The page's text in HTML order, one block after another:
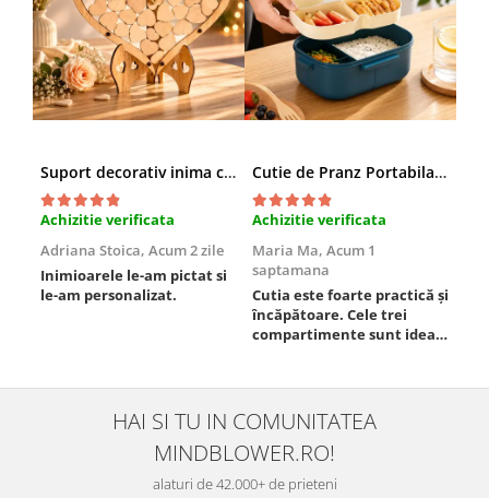
Suport decorativ inima cu mesaje, Cadou cu suflet
Achizitie verificata
Adriana Stoica, Acum 2 zile
Inimioarele le-am pictat si
le-am personalizat.
Cutie de Pranz Portabila cu Compartimente
Achizitie verificata
Maria Ma, Acum 1
saptamana
Cutia este foarte practică și
încăpătoare. Cele trei
compartimente sunt ideale
este sigură, fără scurgeri. O
folosesc aproape zilnic la
serviciu și sunt foarte
mulțumită.
HAI SI TU IN COMUNITATEA
MINDBLOWER.RO!
alaturi de 42.000+ de prieteni